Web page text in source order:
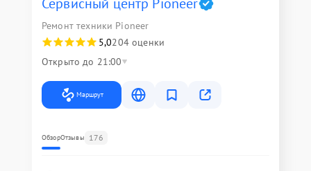
Сервисный центр Pioneer
Ремонт техники Pioneer
5,0204 оценки
Открыто до 21:00
Маршрут
ОбзорОтзывы 176